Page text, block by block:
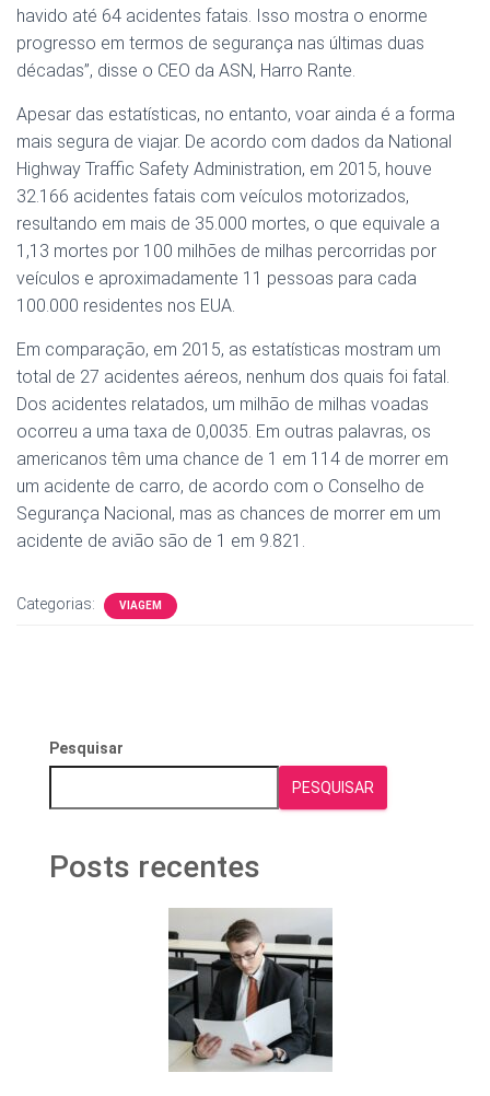
havido até 64 acidentes fatais. Isso mostra o enorme
progresso em termos de segurança nas últimas duas
décadas”, disse o CEO da ASN, Harro Rante.
Apesar das estatísticas, no entanto, voar ainda é a forma
mais segura de viajar. De acordo com dados da National
Highway Traffic Safety Administration, em 2015, houve
32.166 acidentes fatais com veículos motorizados,
resultando em mais de 35.000 mortes, o que equivale a
1,13 mortes por 100 milhões de milhas percorridas por
veículos e aproximadamente 11 pessoas para cada
100.000 residentes nos EUA.
Em comparação, em 2015, as estatísticas mostram um
total de 27 acidentes aéreos, nenhum dos quais foi fatal.
Dos acidentes relatados, um milhão de milhas voadas
ocorreu a uma taxa de 0,0035. Em outras palavras, os
americanos têm uma chance de 1 em 114 de morrer em
um acidente de carro, de acordo com o Conselho de
Segurança Nacional, mas as chances de morrer em um
acidente de avião são de 1 em 9.821.
Categorias: VIAGEM
Pesquisar
PESQUISAR
Posts recentes